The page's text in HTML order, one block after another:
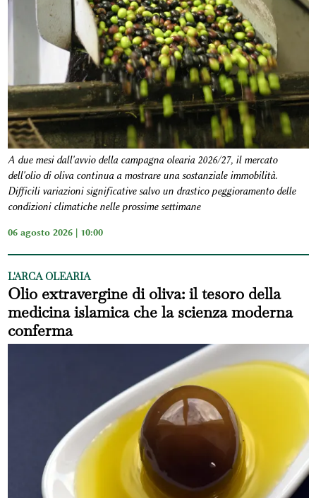
A due mesi dall'avvio della campagna olearia 2026/27, il mercato
dell'olio di oliva continua a mostrare una sostanziale immobilità.
Difficili variazioni significative salvo un drastico peggioramento delle
condizioni climatiche nelle prossime settimane
06 agosto 2026 | 10:00
L'ARCA OLEARIA
Olio extravergine di oliva: il tesoro della
medicina islamica che la scienza moderna
conferma